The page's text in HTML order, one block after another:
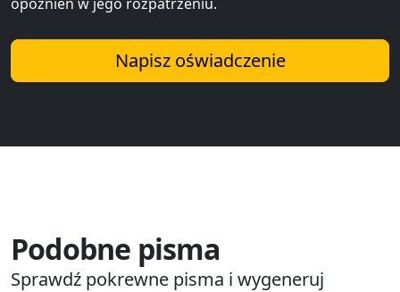
Napisz oświadczenie
Podobne pisma
Sprawdź pokrewne pisma i wygeneruj